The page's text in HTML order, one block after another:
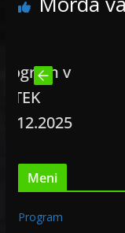
v
Meni
Program